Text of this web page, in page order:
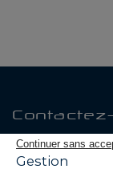
Produits
Continuer sans
Gestion